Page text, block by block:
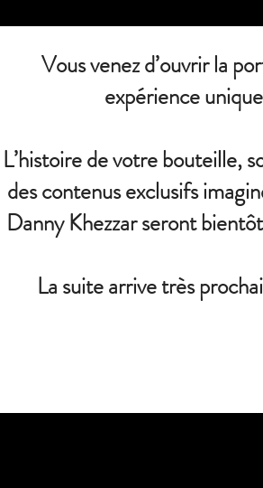
Vous venez d’ouvrir la
expérience
L’histoire de votre bouteille,
des contenus exclusifs
Danny Khezzar seront
La suite arrive très